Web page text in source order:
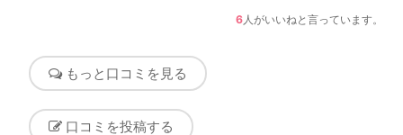
6人がいいねと言っています。
もっと口コミを見る
口コミを投稿する